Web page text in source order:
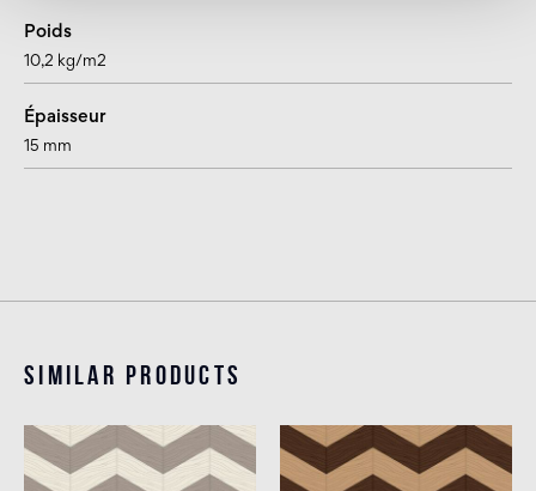
Poids
10,2 kg/m2
Épaisseur
15 mm
Similar products